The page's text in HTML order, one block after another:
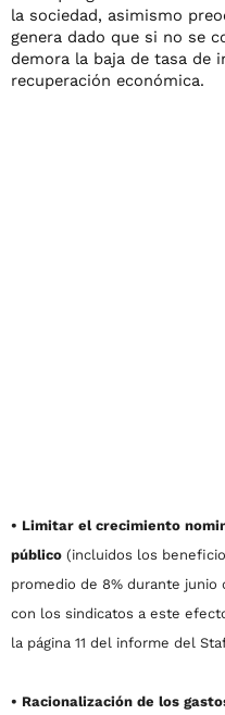
la sociedad, asimismo
genera dado que si no se
demora la baja de tasa de
recuperación económica.
• Limitar el crecimiento
público (incluidos los
promedio de 8% durante junio
con los sindicatos a este
la página 11 del informe del
• Racionalización de los